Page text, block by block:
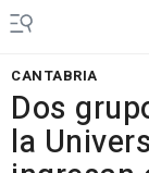
CANTABRIA
Dos
la